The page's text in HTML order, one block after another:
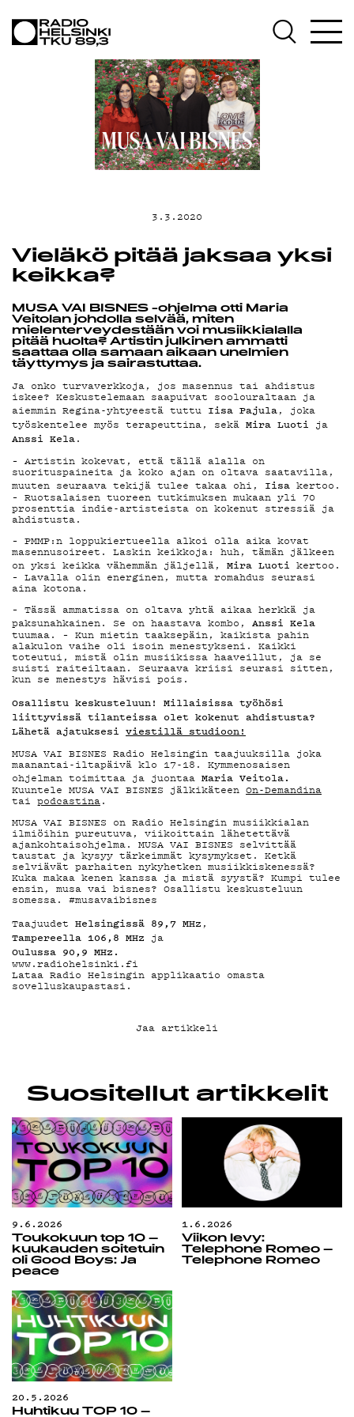
OHJELMAT
TEKIJÄT
ON-
DEMAND
PODCAST
MAINOSTA
G LIVELAB
KIRJAUDU SISÄÄN
3.3.2020
Vieläkö pitää jaksaa yksi
keikka?
MUSA VAI BISNES -ohjelma otti Maria
Veitolan johdolla selvää, miten
mielenterveydestään voi musiikkialalla
pitää huolta? Artistin julkinen ammatti
saattaa olla samaan aikaan unelmien
täyttymys ja sairastuttaa.
Ja onko turvaverkkoja, jos masennus tai ahdistus
iskee? Keskustelemaan saapuivat soolouraltaan ja
aiemmin Regina-yhtyeestä tuttu Iisa Pajula, joka
työskentelee myös terapeuttina, sekä Mira Luoti ja
Anssi Kela.
– Artistin kokevat, että tällä alalla on
suorituspaineita ja koko ajan on oltava saatavilla,
muuten seuraava tekijä tulee takaa ohi, Iisa kertoo.
– Ruotsalaisen tuoreen tutkimuksen mukaan yli 70
prosenttia indie-artisteista on kokenut stressiä ja
ahdistusta.
– PMMP:n loppukiertueella alkoi olla aika kovat
masennusoireet. Laskin keikkoja: huh, tämän jälkeen
on yksi keikka vähemmän jäljellä, Mira Luoti kertoo.
– Lavalla olin energinen, mutta romahdus seurasi
aina kotona.
– Tässä ammatissa on oltava yhtä aikaa herkkä ja
paksunahkainen. Se on haastava kombo, Anssi Kela
tuumaa. – Kun mietin taaksepäin, kaikista pahin
alakulon vaihe oli isoin menestykseni. Kaikki
toteutui, mistä olin musiikissa haaveillut, ja se
suisti raiteiltaan. Seuraava kriisi seurasi sitten,
kun se menestys hävisi pois.
Osallistu keskusteluun! Millaisissa työhösi
liittyvissä tilanteissa olet kokenut ahdistusta?
Lähetä ajatuksesi viestillä studioon!
MUSA VAI BISNES Radio Helsingin taajuuksilla joka
maanantai-iltapäivä klo 17-18. Kymmenosaisen
ohjelman toimittaa ja juontaa Maria Veitola.
Kuuntele MUSA VAI BISNES jälkikäteen On-Demandina
tai podcastina.
MUSA VAI BISNES on Radio Helsingin musiikkialan
ilmiöihin pureutuva, viikoittain lähetettävä
ajankohtaisohjelma. MUSA VAI BISNES selvittää
taustat ja kysyy tärkeimmät kysymykset. Ketkä
selviävät parhaiten nykyhetken musiikkiskenessä?
Kuka makaa kenen kanssa ja mistä syystä? Kumpi tulee
ensin, musa vai bisnes? Osallistu keskusteluun
somessa. #musavaibisnes
Taajuudet Helsingissä 89,7 MHz ,
Tampereella 106,8 MHz ja
Oulussa 90,9 MHz.
www.radiohelsinki.fi
Lataa Radio Helsingin applikaatio omasta
sovelluskaupastasi.
Jaa artikkeli
Suositellut artikkelit
9.6.2026
Toukokuun top 10 –
kuukauden soitetuin
oli Good Boys: Ja
peace
1.6.2026
Viikon levy:
Telephone Romeo –
Telephone Romeo
20.5.2026
Huhtikuu TOP 10 –